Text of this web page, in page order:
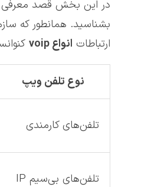
در این بخش قصد معرفی
بشناسید. همانطور که
ارتباطات انواع
نوع تلفن ویپ
تلفن‌های کارمندی
تلفن‌های بی‌سیم IP